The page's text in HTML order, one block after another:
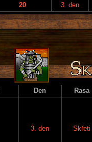
20 3. den
Den Rasa
3. den Skřeti